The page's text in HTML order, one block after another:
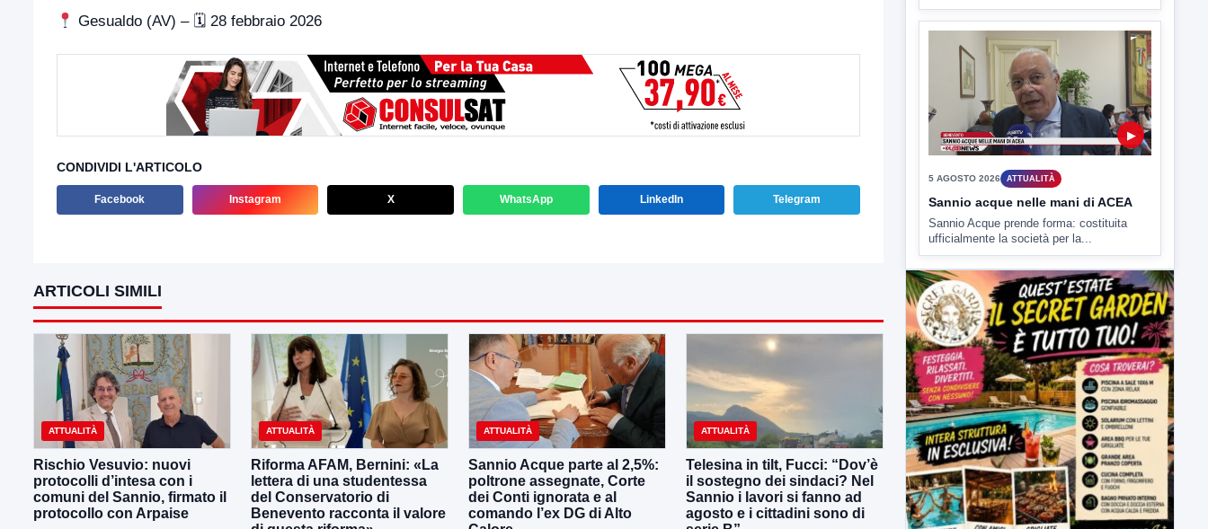
Gesualdo (AV) – 🗓 28 febbraio 2026
CONDIVIDI L'ARTICOLO
Facebook Instagram X WhatsApp LinkedIn Telegram
ARTICOLI SIMILI
ATTUALITÀ
Rischio Vesuvio: nuovi
protocolli d’intesa con i
comuni del Sannio, firmato il
protocollo con Arpaise
ATTUALITÀ
Riforma AFAM, Bernini: «La
lettera di una studentessa
del Conservatorio di
Benevento racconta il valore
ATTUALITÀ
Sannio Acque parte al 2,5%:
poltrone assegnate, Corte
dei Conti ignorata e al
comando l’ex DG di Alto
ATTUALITÀ
Telesina in tilt, Fucci: “Dov’è
il sostegno dei sindaci? Nel
Sannio i lavori si fanno ad
agosto e i cittadini sono di
▶
5 AGOSTO 2026 ATTUALITÀ
Sannio acque nelle mani di ACEA
Sannio Acque prende forma: costituita
ufficialmente la società per la...